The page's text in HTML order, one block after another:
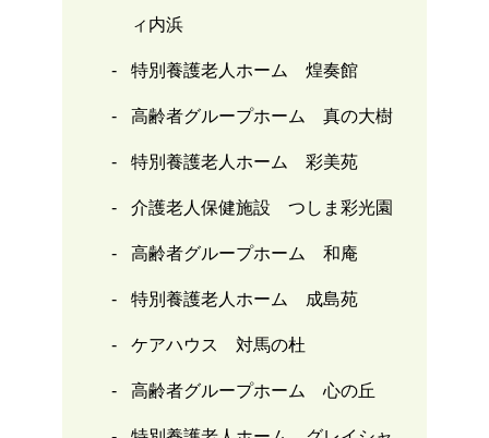
ィ内浜
特別養護老人ホーム 煌奏館
高齢者グループホーム 真の大樹
特別養護老人ホーム 彩美苑
介護老人保健施設 つしま彩光園
高齢者グループホーム 和庵
特別養護老人ホーム 成島苑
ケアハウス 対馬の杜
高齢者グループホーム 心の丘